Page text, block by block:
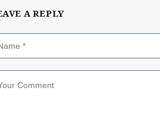
A REPLY